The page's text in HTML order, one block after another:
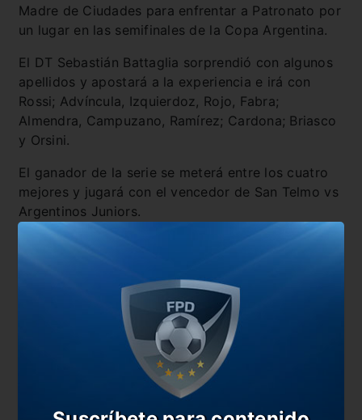
Madre de Ciudades para enfrentar a Patronato por
un lugar en las semifinales de la Copa Argentina.
El DT Sebastián Battaglia sorprendió con algunos
apellidos y apostará a la experiencia e irá con
Rossi; Advíncula, Izquierdoz, Rojo, Fabra;
Almendra, Campuzano, Ramírez; Cardona; Briasco
y Orsini.
El ganador de la serie se meterá entre los cuatro
mejores y jugará con el vencedor de San Telmo vs
Argentinos Juniors.
También te puede interesar
Boca ya tiene fecha para jugar por Copa Argentina
Boca lo hizo de nuevo y eliminó a River
Boca irá con todos suplentes ante Defensores de